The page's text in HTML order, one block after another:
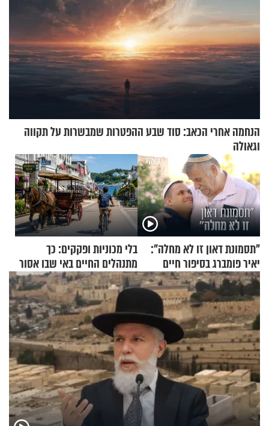
הנחמה אחרי הכאב: סוד שבע ההפטרות שמבשרות על תקווה
וגאולה
"תסמונת דאון זו לא מחלה":
יאיר פומברג בסיפור חיים
מעורר השראה
בלי מכוניות ופקקים: כך
מתנהלים החיים באי שבו אסור
לנהוג כבר יותר מ-120 שנה